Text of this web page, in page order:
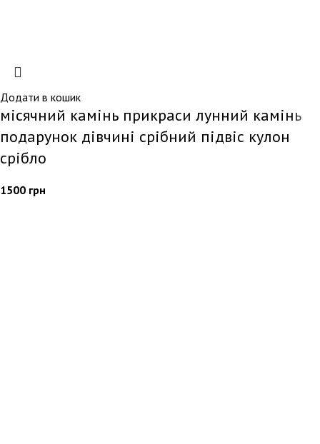
Додати в кошик
місячний камінь прикраси лунний камінь
подарунок дівчині срібний підвіс кулон
срібло
1500 грн